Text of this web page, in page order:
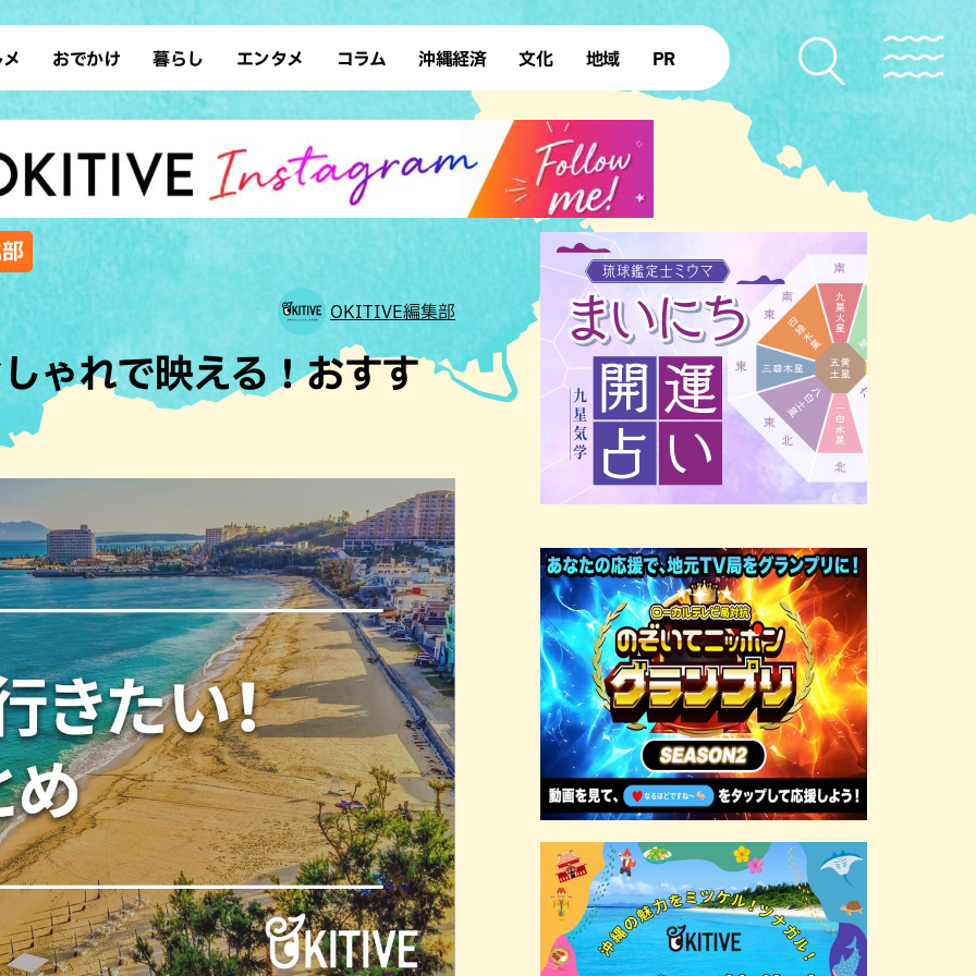
ン 沖縄そば
ウト カフェ
和食・日本料理
理 アジア・エスニック
・焼肉 焼鳥・串料理
肉料理 居酒屋・バー
イキング
ガー タコス・タコライス
おでかけ
デート ドライブ
散歩 ソロ活
アート
ショッピング ホテル
サウナ 公園
暮らし
レシピ SDGs
ファッション ローカルニュース
沖縄移住 沖縄旧暦行事
エンタメ
スポーツ 占い
タレント・芸人 テレビ
コラム 沖縄経済 文化
復帰50年
地域
本島北部
本島南部 先島諸島
北部離島
PR
OKITIVE編集部
ゃれで映える！おすす